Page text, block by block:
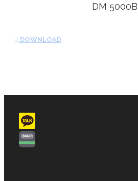
DM 5000B
DOWNLOAD